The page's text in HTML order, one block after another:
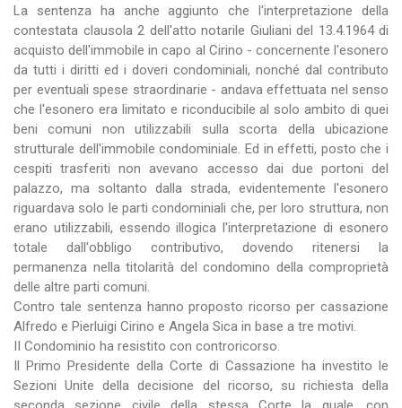
La sentenza ha anche aggiunto che l'interpretazione della
contestata clausola 2 dell'atto notarile Giuliani del 13.4.1964 di
acquisto dell'immobile in capo al Cirino - concernente l'esonero
da tutti i diritti ed i doveri condominiali, nonché dal contributo
per eventuali spese straordinarie - andava effettuata nel senso
che l'esonero era limitato e riconducibile al solo ambito di quei
beni comuni non utilizzabili sulla scorta della ubicazione
strutturale dell'immobile condominiale. Ed in effetti, posto che i
cespiti trasferiti non avevano accesso dai due portoni del
palazzo, ma soltanto dalla strada, evidentemente l'esonero
riguardava solo le parti condominiali che, per loro struttura, non
erano utilizzabili, essendo illogica l'interpretazione di esonero
totale dall'obbligo contributivo, dovendo ritenersi la
permanenza nella titolarità del condomino della comproprietà
delle altre parti comuni.
Contro tale sentenza hanno proposto ricorso per cassazione
Alfredo e Pierluigi Cirino e Angela Sica in base a tre motivi.
II Condominio ha resistito con controricorso.
Il Primo Presidente della Corte di Cassazione ha investito le
Sezioni Unite della decisione del ricorso, su richiesta della